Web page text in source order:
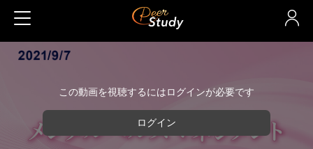
この動画を視聴するにはログインが必要です
ログイン